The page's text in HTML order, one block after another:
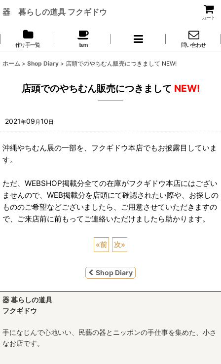
器 暮らしの道具 フクギドウ
カート
作り手一覧 Item 問い合わせ
ホーム > Shop Diary > 店頭でのやちむん販売につきまして NEW!
店頭でのやちむん販売につきまして NEW!
2021年09 月10日
沖縄やちむん展の一部を、フクギドウ本店でもお披露目していま
す。
ただ、WEBSHOP掲載分全ての在庫がフクギドウ本店にはござい
ませんので、WEB掲載分を店頭にて確認されたい際や、お探しの
もののご希望などございましたら、ご用意させていただきますの
で、ご来店前に前もってご連絡いただけましたら助かります。
«前 次»
Shop Diary
器 暮らしの道具
フクギドウ
手になじんで心地いい、民藝の器とニッポンの手仕事を集めた、小さ
なお店です。